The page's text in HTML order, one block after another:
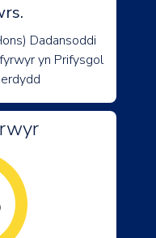
Dadansoddi
yn Prifysgol